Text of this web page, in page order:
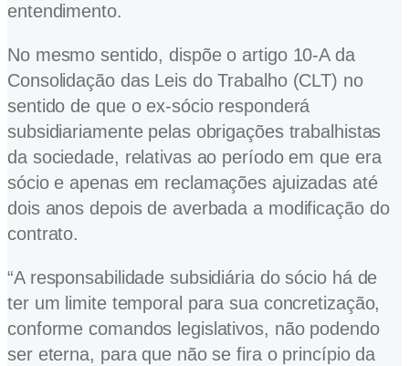
entendimento.
No mesmo sentido, dispõe o artigo 10-A da
Consolidação das Leis do Trabalho (CLT) no
sentido de que o ex-sócio responderá
subsidiariamente pelas obrigações trabalhistas
da sociedade, relativas ao período em que era
sócio e apenas em reclamações ajuizadas até
dois anos depois de averbada a modificação do
contrato.
“A responsabilidade subsidiária do sócio há de
ter um limite temporal para sua concretização,
conforme comandos legislativos, não podendo
ser eterna, para que não se fira o princípio da